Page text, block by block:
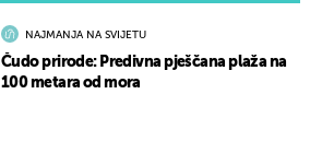
NAJMANJA NA SVIJETU
Čudo prirode: Predivna pješčana plaža na
100 metara od mora